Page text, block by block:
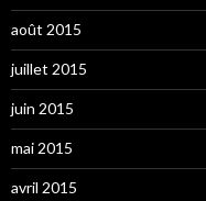
août 2015
juillet 2015
juin 2015
mai 2015
avril 2015